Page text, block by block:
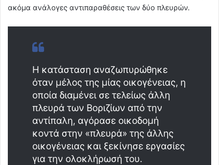
ακόμα ανάλογες αντιπαραθέσεις των δύο πλευρών.
Η κατάσταση αναζωπυρώθηκε
όταν μέλος της μίας οικογένειας, η
οποία διαμένει σε τελείως άλλη
πλευρά των Βοριζίων από την
αντίπαλη, αγόρασε οικοδομή
κοντά στην «πλευρά» της άλλης
οικογένειας και ξεκίνησε εργασίες
για την ολοκλήρωσή του.